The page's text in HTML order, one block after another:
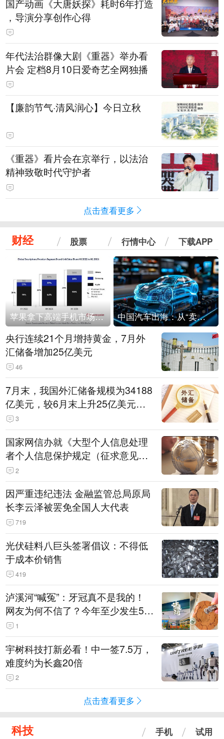
国产动画《大唐妖探》耗时6年打造
，导演分享创作心得
年代法治群像大剧《重器》举办看
片会 定档8月10日爱奇艺全网独播
【廉韵节气·清风润心】今日立秋
《重器》看片会在京举行，以法治
精神致敬时代守护者
点击查看更多
财经 股票 行情中心 下载APP
苹果拿下高端手机市场65%的份额：iPhone 17系列功不可没 中国汽车出海：从“卖出去”到“走进去”
央行连续21个月增持黄金，7月外
汇储备增加25亿美元
46
7月末，我国外汇储备规模为34188
亿美元，较6月末上升25亿美元，
升幅为0.07%
3
国家网信办就《大型个人信息处理
者个人信息保护规定（征求意见
稿）》公开征求意见
2
因严重违纪违法 金融监管总局原局
长李云泽被罢免全国人大代表
719
光伏硅料八巨头签署倡议：不得低
于成本价销售
419
泸溪河“喊冤”：牙冠真不是我的！
网友为何不信了？今年至少发生5
起“食品冤案”
1
宇树科技打新必看！中一签7.5万，
难度约为长鑫20倍
2
点击查看更多
科技 手机 试用